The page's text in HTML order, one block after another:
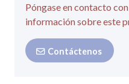
Póngase en contacto
información sobre este
Contáctenos